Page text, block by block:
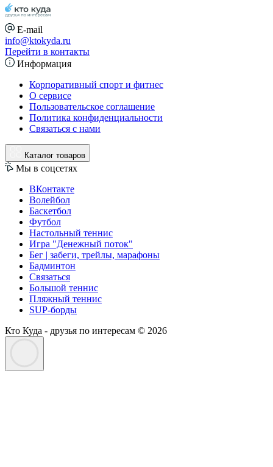
E-mail
info@ktokyda.ru
Перейти в контакты
Информация
Корпоративный спорт и фитнес
О сервисе
Пользовательское соглашение
Политика конфиденциальности
Связаться с нами
Каталог товаров
Мы в соцсетях
ВКонтакте
Волейбол
Баскетбол
Футбол
Настольный теннис
Игра "Денежный поток"
Бег | забеги, трейлы, марафоны
Бадминтон
Связаться
Большой теннис
Пляжный теннис
SUP-борды
Кто Куда - друзья по интересам © 2026